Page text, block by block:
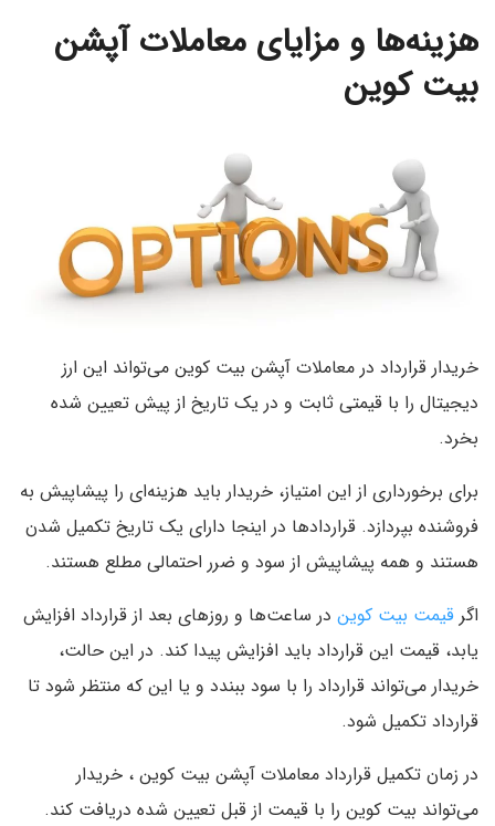
هزینه‌ها و مزایای معاملات آپشن
بیت کوین
خریدار قرارداد در معاملات آپشن بیت کوین می‌تواند این ارز
دیجیتال را با قیمتی ثابت و در یک تاریخ از پیش تعیین شده
بخرد.
برای برخورداری از این امتیاز، خریدار باید هزینه‌ای را پیشاپیش به
فروشنده بپردازد. قرارداد‌ها در اینجا دارای یک تاریخ تکمیل شدن
هستند و همه پیشاپیش از سود و ضرر احتمالی مطلع هستند.
اگر قیمت بیت کوین در ساعت‌ها و روز‌های بعد از قرارداد افزایش
یابد، قیمت این قرارداد باید افزایش پیدا کند. در این حالت،
خریدار می‌تواند قرارداد را با سود ببندد و یا این که منتظر شود تا
قرارداد تکمیل شود.
در زمان تکمیل قرارداد معاملات آپشن بیت کوین ، خریدار
می‌تواند بیت کوین را با قیمت از قبل تعیین شده دریافت کند.